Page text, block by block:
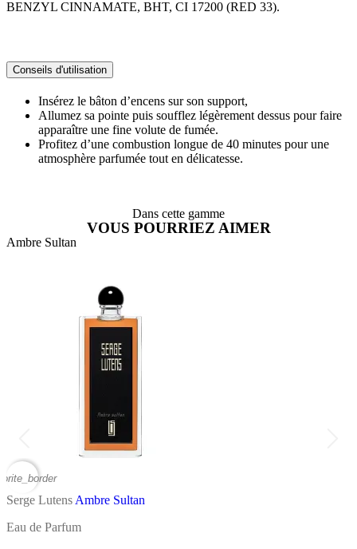
BENZYL CINNAMATE, BHT, CI 17200 (RED 33).
Conseils d'utilisation
Insérez le bâton d’encens sur son support,
Allumez sa pointe puis soufflez légèrement dessus pour faire
apparaître une fine volute de fumée.
Profitez d’une combustion longue de 40 minutes pour une
atmosphère parfumée tout en délicatesse.
Dans cette gamme
VOUS POURRIEZ AIMER
Ambre Sultan
Serge Lutens Ambre Sultan
Eau de Parfum